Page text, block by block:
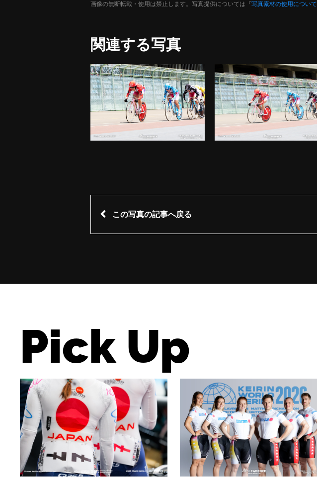
画像の無断転載・使用は禁止します。写真提供については『写真素材の使用について
関連する写真
この写真の記事へ戻る
Pick Up